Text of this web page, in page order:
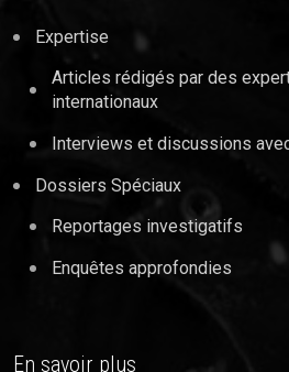
Expertise
Articles rédigés par des
internationaux
Interviews et discussions
Dossiers Spéciaux
Reportages investigatifs
Enquêtes approfondies
En savoir plus